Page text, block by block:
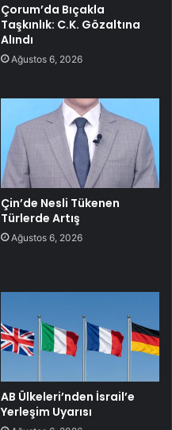
Çorum’da Bıçakla
Taşkınlık: C.K. Gözaltına
Alındı
Ağustos 6, 2026
Çin’de Nesli Tükenen
Türlerde Artış
Ağustos 6, 2026
AB Ülkeleri’nden İsrail’e
Yerleşim Uyarısı